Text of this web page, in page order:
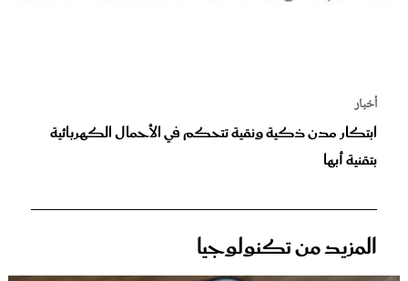
أخبار
ابتكار مدن ذكية ونقية تتحكم في الأحمال الكهربائية
بتقنية أبها
المزيد من تكنولوجيا